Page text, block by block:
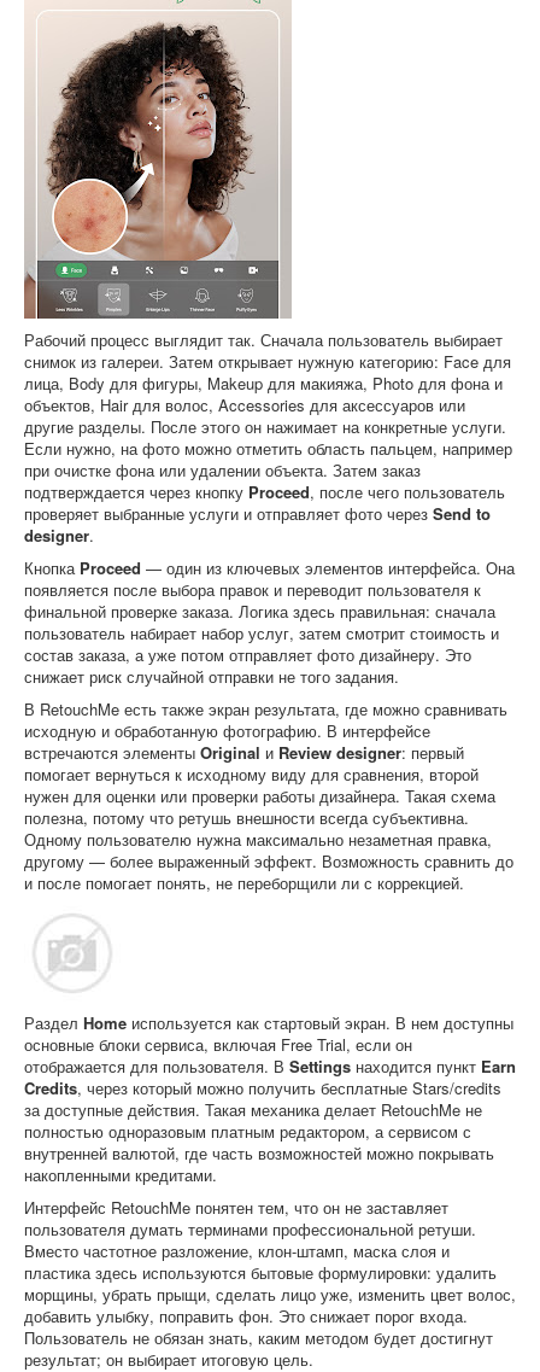
Рабочий процесс выглядит так. Сначала пользователь выбирает
снимок из галереи. Затем открывает нужную категорию: Face для
лица, Body для фигуры, Makeup для макияжа, Photo для фона и
объектов, Hair для волос, Accessories для аксессуаров или
другие разделы. После этого он нажимает на конкретные услуги.
Если нужно, на фото можно отметить область пальцем, например
при очистке фона или удалении объекта. Затем заказ
подтверждается через кнопку Proceed, после чего пользователь
проверяет выбранные услуги и отправляет фото через Send to
designer.
Кнопка Proceed — один из ключевых элементов интерфейса. Она
появляется после выбора правок и переводит пользователя к
финальной проверке заказа. Логика здесь правильная: сначала
пользователь набирает набор услуг, затем смотрит стоимость и
состав заказа, а уже потом отправляет фото дизайнеру. Это
снижает риск случайной отправки не того задания.
В RetouchMe есть также экран результата, где можно сравнивать
исходную и обработанную фотографию. В интерфейсе
встречаются элементы Original и Review designer: первый
помогает вернуться к исходному виду для сравнения, второй
нужен для оценки или проверки работы дизайнера. Такая схема
полезна, потому что ретушь внешности всегда субъективна.
Одному пользователю нужна максимально незаметная правка,
другому — более выраженный эффект. Возможность сравнить до
и после помогает понять, не переборщили ли с коррекцией.
Раздел Home используется как стартовый экран. В нем доступны
основные блоки сервиса, включая Free Trial, если он
отображается для пользователя. В Settings находится пункт Earn
Credits, через который можно получить бесплатные Stars/credits
за доступные действия. Такая механика делает RetouchMe не
полностью одноразовым платным редактором, а сервисом с
внутренней валютой, где часть возможностей можно покрывать
накопленными кредитами.
Интерфейс RetouchMe понятен тем, что он не заставляет
пользователя думать терминами профессиональной ретуши.
Вместо частотное разложение, клон-штамп, маска слоя и
пластика здесь используются бытовые формулировки: удалить
морщины, убрать прыщи, сделать лицо уже, изменить цвет волос,
добавить улыбку, поправить фон. Это снижает порог входа.
Пользователь не обязан знать, каким методом будет достигнут
результат; он выбирает итоговую цель.